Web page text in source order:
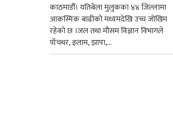
काठमाडौँ। यतिबेला मुलुकका ४४ जिल्लामा
आकस्मिक बाढीको मध्यमदेखि उच्च जोखिम
रहेको छ ।जल तथा मौसम विज्ञान विभागले
पाँचथर, इलाम, झापा,...